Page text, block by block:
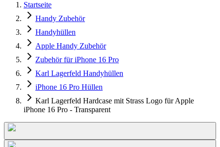
Startseite
Handy Zubehör
Handyhüllen
Apple Handy Zubehör
Zubehör für iPhone 16 Pro
Karl Lagerfeld Handyhüllen
iPhone 16 Pro Hüllen
Karl Lagerfeld Hardcase mit Strass Logo für Apple
iPhone 16 Pro - Transparent